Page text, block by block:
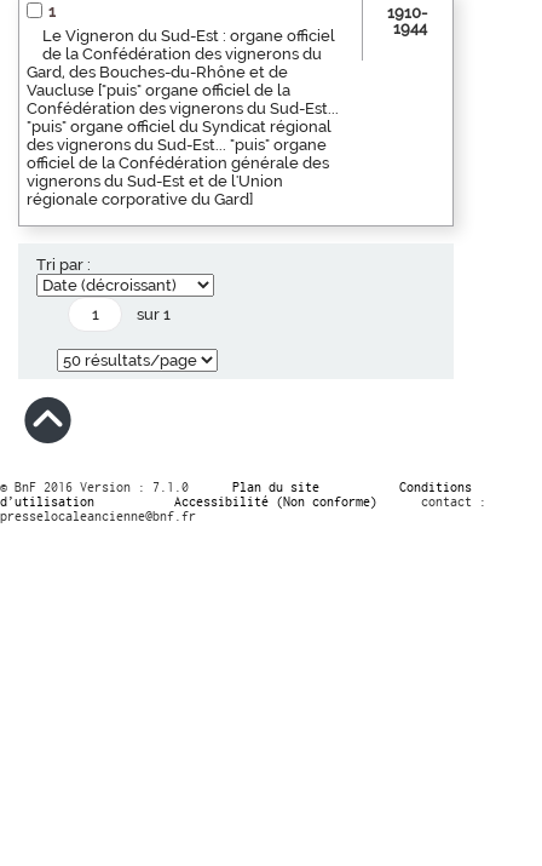
1
Le Vigneron du Sud-Est : organe officiel
de la Confédération des vignerons du
Gard, des Bouches-du-Rhône et de
Vaucluse ["puis" organe officiel de la
Confédération des vignerons du Sud-Est...
"puis" organe officiel du Syndicat régional
des vignerons du Sud-Est... "puis" organe
officiel de la Confédération générale des
vignerons du Sud-Est et de l'Union
régionale corporative du Gard]
1910-
1944
Tri par :
sur 1
© BnF 2016 Version : 7.1.0 Plan du site
Conditions
d’utilisation
Accessibilité (Non conforme)
contact :
presselocaleancienne@bnf.fr